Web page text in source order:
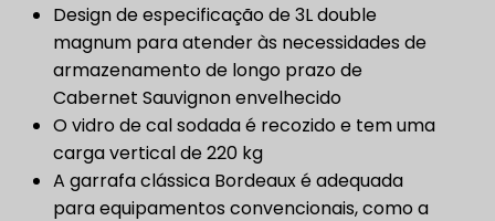
Design de especificação de 3L double
magnum para atender às necessidades de
armazenamento de longo prazo de
Cabernet Sauvignon envelhecido
O vidro de cal sodada é recozido e tem uma
carga vertical de 220 kg
A garrafa clássica Bordeaux é adequada
para equipamentos convencionais, como a